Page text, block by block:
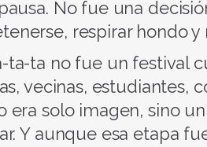
No fue una
respirar hondo y
ta-ta no fue un festival
vecinas, estudiantes,
era solo imagen, sino
Y aunque esa etapa